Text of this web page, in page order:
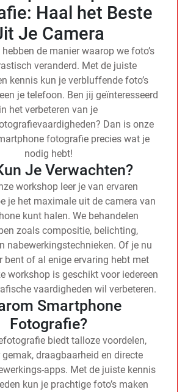
Haal het Beste
Je Camera
de manier waarop we foto’s
veranderd. Met de juiste
kennis kun je verbluffende foto’s
je telefoon. Ben jij geïnteresseerd
in het verbeteren van je
Dan is onze
fotografie precies wat je
nodig hebt!
Je Verwachten?
workshop leer je van ervaren
je het maximale uit de camera van
kunt halen. We behandelen
zoals compositie, belichting,
nabewerkingstechnieken. Of je nu
bent of al enige ervaring hebt met
workshop is geschikt voor iedereen
vaardigheden wil verbeteren.
Smartphone
Fotografie?
biedt talloze voordelen,
draagbaarheid en directe
apps. Met de juiste kennis
kun je prachtige foto’s maken